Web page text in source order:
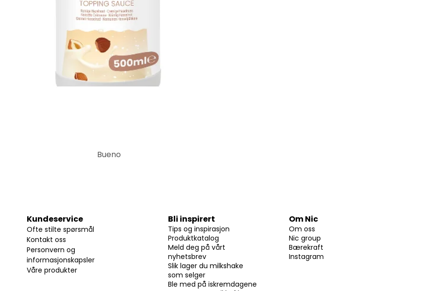
Bueno
Kundeservice
Ofte stilte spørsmål
Kontakt oss
Personvern og
informasjonskapsler
Våre produkter
Bli inspirert
Tips og inspirasjon
Produktkatalog
Meld deg på vårt
nyhetsbrev
Slik lager du milkshake
som selger
Ble med på iskremdagene
Om Nic
Om oss
Nic group
Bærekraft
Instagram